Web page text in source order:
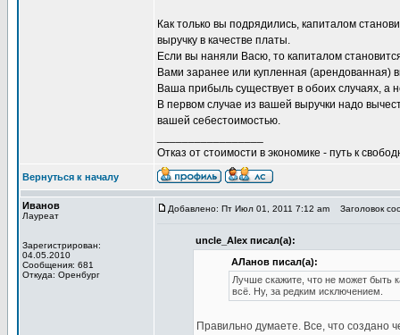
Как только вы подрядились, капиталом
выручку в качестве платы.
Если вы наняли Васю, то капиталом
Вами заранее или купленная (арендованная)
Ваша прибыль существует в обоих случаях, а
В первом случае из вашей выручки надо
вашей себестоимостью.
Отказ от стоимости в экономике - путь к
Вернуться к началу
Иванов
Лауреат
Зарегистрирован:
04.05.2010
Сообщения: 681
Откуда: Оренбург
Добавлено: Пт Июл 01, 2011 7:12 am Заголовок
uncle_Alex писал(а):
АЛанов писал(а):
Лучше скажите, что не может быть
всё. Ну, за редким исключением.
Правильно думаете. Все, что создано